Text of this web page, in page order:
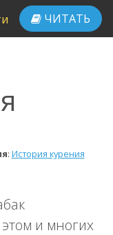
ЧИТАТЬ
: История курения
и многих